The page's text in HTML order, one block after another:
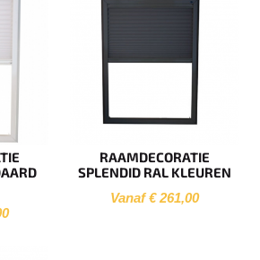
RAAMDECORATIE
SPLENDID RAL KLEUREN
Vanaf € 261,00